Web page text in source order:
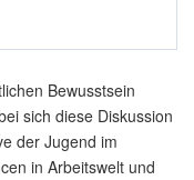
Bewusstsein
sich diese Diskussion
der Jugend im
in Arbeitswelt und